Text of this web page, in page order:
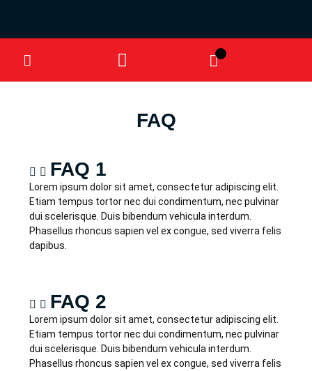
FAQ
FAQ 1
Lorem ipsum dolor sit amet, consectetur adipiscing elit.
Etiam tempus tortor nec dui condimentum, nec pulvinar
dui scelerisque. Duis bibendum vehicula interdum.
Phasellus rhoncus sapien vel ex congue, sed viverra felis
dapibus.
FAQ 2
Lorem ipsum dolor sit amet, consectetur adipiscing elit.
Etiam tempus tortor nec dui condimentum, nec pulvinar
dui scelerisque. Duis bibendum vehicula interdum.
Phasellus rhoncus sapien vel ex congue, sed viverra felis